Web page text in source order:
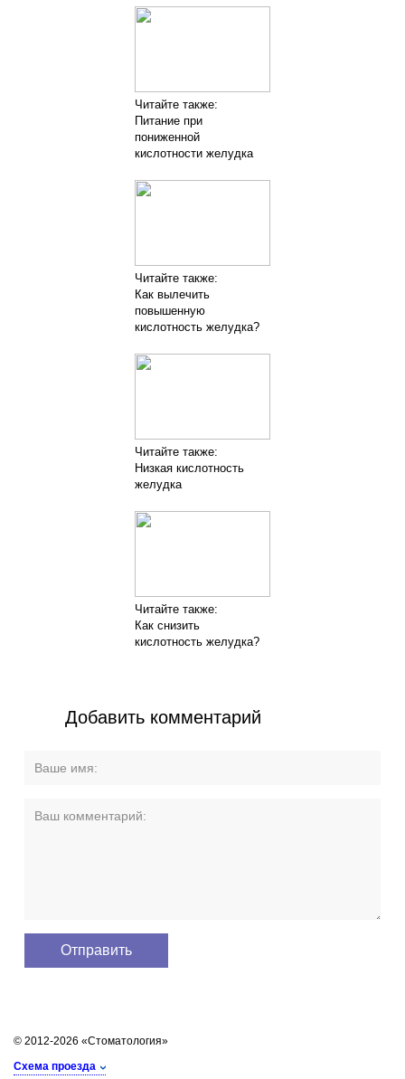
Читайте также:
Питание при
пониженной
кислотности желудка
Читайте также:
Как вылечить
повышенную
кислотность желудка?
Читайте также:
Низкая кислотность
желудка
Читайте также:
Как снизить
кислотность желудка?
Добавить комментарий
© 2012-2026 «Стоматология»
Схема проезда